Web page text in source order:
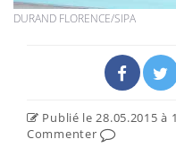
DURAND FLORENCE/SIPA
Publié le 28.05.2015 à
Commenter